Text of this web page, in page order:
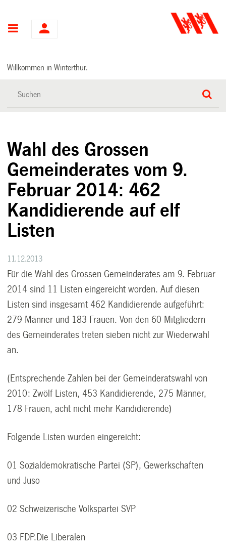
Hauptnavigation
Willkommen in Winterthur.
Wahl des Grossen
Gemeinderates vom 9.
Februar 2014: 462
Kandidierende auf elf
Listen
11.12.2013
Für die Wahl des Grossen Gemeinderates am 9. Februar
2014 sind 11 Listen eingereicht worden. Auf diesen
Listen sind insgesamt 462 Kandidierende aufgeführt:
279 Männer und 183 Frauen. Von den 60 Mitgliedern
des Gemeinderates treten sieben nicht zur Wiederwahl
an.
(Entsprechende Zahlen bei der Gemeinderatswahl von
2010: Zwölf Listen, 453 Kandidierende, 275 Männer,
178 Frauen, acht nicht mehr Kandidierende)
Folgende Listen wurden eingereicht:
01 Sozialdemokratische Partei (SP), Gewerkschaften
und Juso
02 Schweizerische Volkspartei SVP
03 FDP.Die Liberalen